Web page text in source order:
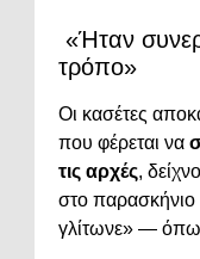
«Ήταν
τρόπο»
Οι κασέτες
που φέρεται να
τις αρχές,
στο παρασκήνιο
γλίτωνε» —